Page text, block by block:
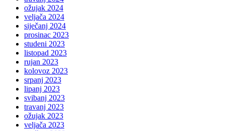
ožujak 2024
veljača 2024
siječanj 2024
prosinac 2023
studeni 2023
listopad 2023
rujan 2023
kolovoz 2023
srpanj 2023
lipanj 2023
svibanj 2023
travanj 2023
ožujak 2023
veljača 2023